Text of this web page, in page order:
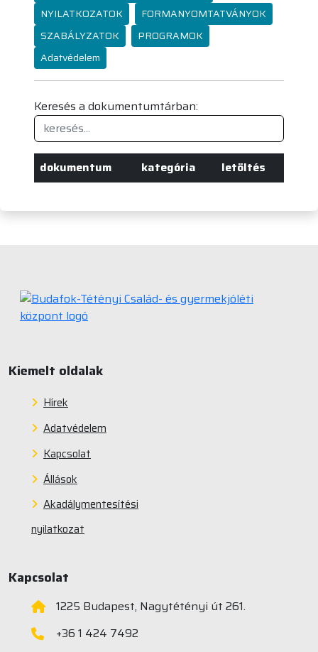
NYILATKOZATOK
FORMANYOMTATVÁNYOK
SZABÁLYZATOK
PROGRAMOK
Adatvédelem
Keresés a dokumentumtárban:
dokumentum kategória letöltés
Kiemelt oldalak
Hírek
Adatvédelem
Kapcsolat
Állások
Akadálymentesítési
nyilatkozat
Kapcsolat
1225 Budapest, Nagytétényi út 261.
+36 1 424 7492